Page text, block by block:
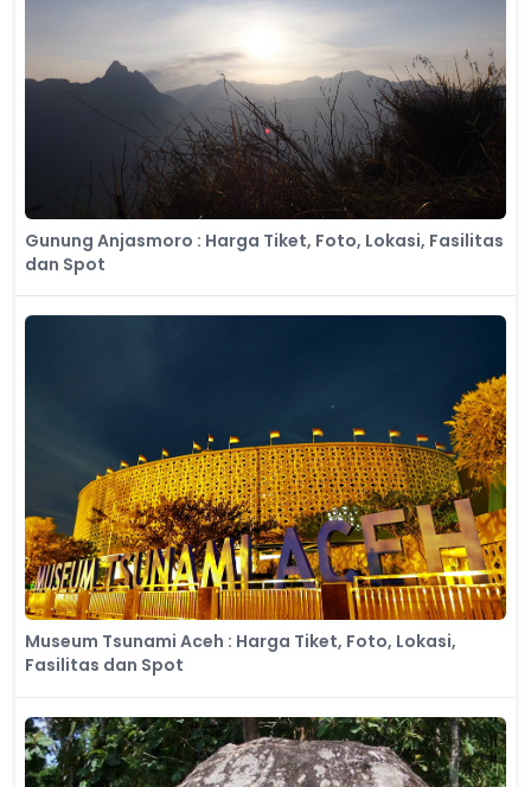
Gunung Anjasmoro : Harga Tiket, Foto, Lokasi, Fasilitas
dan Spot
Museum Tsunami Aceh : Harga Tiket, Foto, Lokasi,
Fasilitas dan Spot